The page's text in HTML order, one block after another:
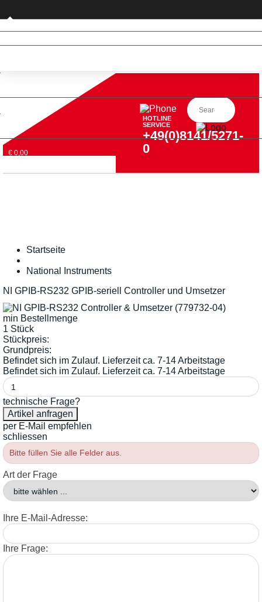
Privatkunde (nur DE)
€ 0,00
HOTLINE
SERVICE
+49(0)8141/5271-
0
Startseite
National Instruments
NI GPIB-RS232 GPIB-seriell Controller und Umsetzer
min Bestellmenge
1 Stück
Stückpreis:
Grundpreis:
Befindet sich im Zulauf. Lieferzeit ca. 7-14 Arbeitstage
Befindet sich im Zulauf. Lieferzeit ca. 7-14 Arbeitstage
technische Frage?
per E-Mail empfehlen
schliessen
Bitte füllen Sie alle Felder aus.
Art der Frage
Ihre E-Mail-Adresse:
Ihre Frage: